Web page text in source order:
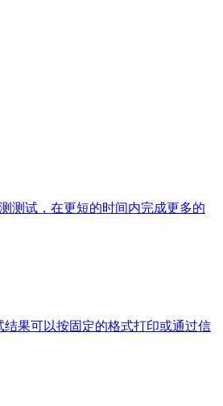
测试，在更短的时间内完成更多的
果可以按固定的格式打印或通过信